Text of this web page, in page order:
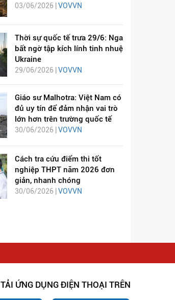
03/06/2026 |VOVVN
Thời sự quốc tế trưa 29/6: Nga
bất ngờ tập kích lính tinh nhuệ
Ukraine
29/06/2026 | VOVVN
Giáo sư Malhotra: Việt Nam có
đủ uy tín để đảm nhận vai trò
lớn hơn trên trường quốc tế
30/06/2026 | VOVVN
Cách tra cứu điểm thi tốt
nghiệp THPT năm 2026 đơn
giản, nhanh chóng
30/06/2026 | VOVVN
TẢI ỨNG DỤNG ĐIỆN THOẠI TRÊN